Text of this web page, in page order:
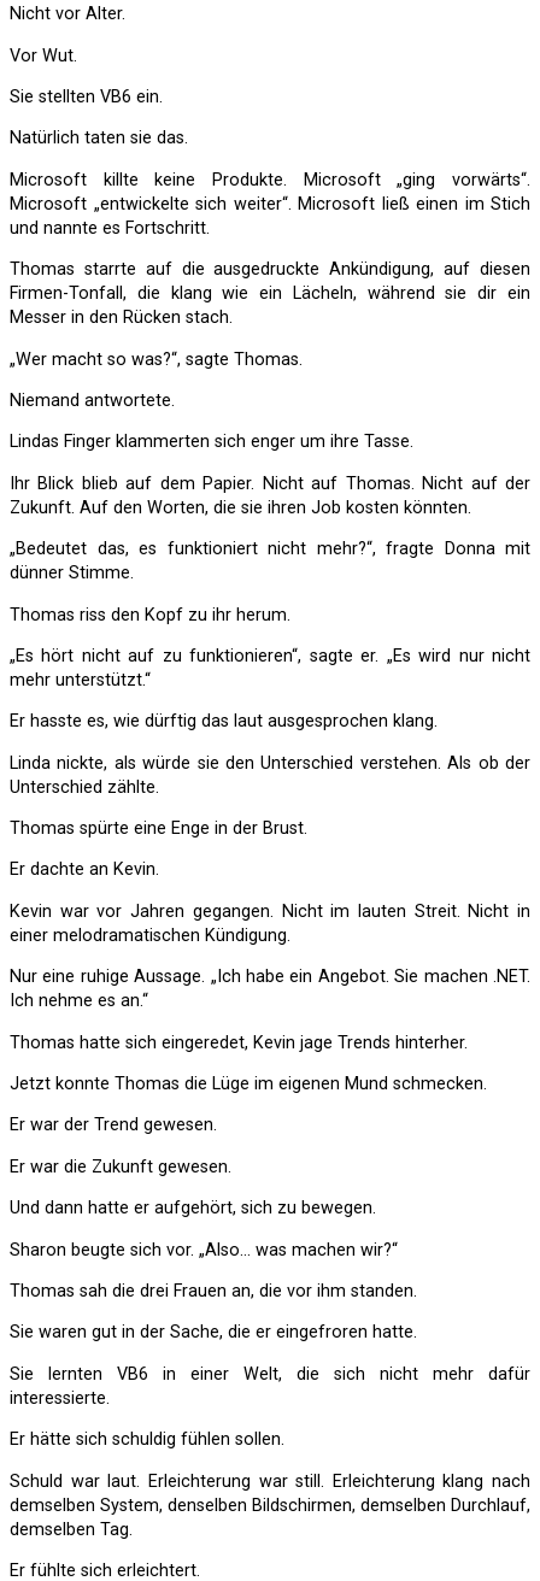
Nicht vor Alter.
Vor Wut.
Sie stellten VB6 ein.
Natürlich taten sie das.
Microsoft killte keine Produkte. Microsoft „ging vorwärts“.
Microsoft „entwickelte sich weiter“. Microsoft ließ einen im Stich
und nannte es Fortschritt.
Thomas starrte auf die ausgedruckte Ankündigung, auf diesen
Firmen-Tonfall, die klang wie ein Lächeln, während sie dir ein
Messer in den Rücken stach.
„Wer macht so was?“, sagte Thomas.
Niemand antwortete.
Lindas Finger klammerten sich enger um ihre Tasse.
Zukunft. Auf den Worten, die sie ihren Job kosten könnten.
„Bedeutet das, es funktioniert nicht mehr?“, fragte Donna mit
dünner Stimme.
Thomas riss den Kopf zu ihr herum.
„Es hört nicht auf zu funktionieren“, sagte er. „Es wird nur nicht
mehr unterstützt.“
Er hasste es, wie dürftig das laut ausgesprochen klang.
Linda nickte, als würde sie den Unterschied verstehen. Als ob der
Unterschied zählte.
Thomas spürte eine Enge in der Brust.
Er dachte an Kevin.
Kevin war vor Jahren gegangen. Nicht im lauten Streit. Nicht in
einer melodramatischen Kündigung.
Nur eine ruhige Aussage. „Ich habe ein Angebot. Sie machen .NET.
Ich nehme es an.“
Thomas hatte sich eingeredet, Kevin jage Trends hinterher.
Jetzt konnte Thomas die Lüge im eigenen Mund schmecken.
Er war der Trend gewesen.
Er war die Zukunft gewesen.
Und dann hatte er aufgehört, sich zu bewegen.
Sharon beugte sich vor. „Also… was machen wir?“
Thomas sah die drei Frauen an, die vor ihm standen.
Sie waren gut in der Sache, die er eingefroren hatte.
Sie lernten VB6 in einer Welt, die sich nicht mehr dafür
interessierte.
Er hätte sich schuldig fühlen sollen.
Schuld war laut. Erleichterung war still. Erleichterung klang nach
demselben System, denselben Bildschirmen, demselben Durchlauf,
demselben Tag.
Er fühlte sich erleichtert.